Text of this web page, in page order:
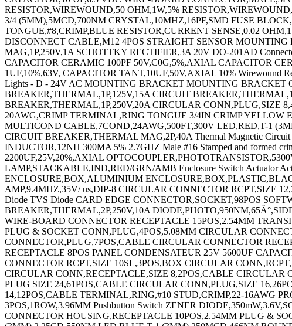
ton Switch ZENER DIODE,350mW,3.6V,SOT-23 LED,5MM,RED / GREEN,RADIAL PLUG & SOCKET HOUSING,RECEPTACLE,NYLON Multipole Connector CONNECTOR HOUSING,RECEPTACLE 10POS,2.54MM PLUG & SOCKET CONN,HEADER,16POS,4.2MM MICRO SWITCH,PIN PLUNGER,SPDT 11A 250V LED,WHITE,T-1 (3MM),2.25CD,550NM LED,BLUE,T-1 (3MM),250MCD,466NM ROUND KNOB,6.35MM CAPACITOR CERAMIC 12PF 50V,C0G,5%,080 STRAIN RELIEF COVER KIT,POLYPHENYLENE CAPACITOR CERAMIC 0.022UF 100V,X7R,10% CAPACITOR CERAMIC,0.1UF,50V,X7R,10%,1210 CAPACITOR TANT,220UF,10V,0.065 OHM,0.1,SMD ENCLOSURE,WALL MOUNT,ALUMINIUM ENCLOSURE,WALL MOUNT,ALUMINIUM STATIC PROTECTION PLUG & SOCKET CONN,HEADER,6POS,4.2MM FEMALE SCREW LOCK KIT,#4-40 POWER RELAY,DPDT,115VAC,3A,PLUG IN TERMINAL,RING TONGUE,#6,CRIMP,RED TERMINAL,RING TONGUE,#6,CRIMP,RED TERMINAL,RING TONGUE,#4,CRIMP LAMP,FLUORESCENT,BI-PIN,34W GROUNDING CORD GROUNDING CORD BOARD-BOARD CONN,HEADER,36WAY,1ROW HALL EFFECT MAGNETIC SENSOR CIRCULAR CONN,RCPT,SIZE 14,12POS,BOX Terminal TERMINAL,RING TONGUE,#8,CRIMP,RED TERMINAL,RING TONGUE,#10,CRIMP YELLOW CONTACT,SOCKET,SOLDER TERMINAL,MALE DISCONNECT,0.25IN,BLUE TERMINAL,FEMALE DISCONNECT,0.187IN RED TERMINAL,FEMALE DISCONNECT,0.11IN,RED TERMINAL,FEMALE DISCONNECT,0.187IN RED TERMINAL,RING TONGUE,5/16IN,CRIMP CAPACITOR CERAMIC 0.033UF 100V,X7R,10%,RAD CAPACITOR CERAMIC 220PF,1000V,X5F,10%,RAD TERMINAL,RING TONGUE,#4,CRIMP,RED TERMINAL,RING TONGUE,#8,CRIMP,RED TERMINAL,RING TONGUE,#10,CRIMP YELLOW TERMINAL,SPADE/FORK,#8,CRIMP,BLUE TERMINAL,CLOSED END SPLICE,RED TERMINAL,RING TONGUE,#6,CRIMP,BLUE TERMINAL,RING TONGUE,#10,CRIMP YELLOW TERMINAL,RING TONGUE,#6,CRIMP,RED TERMINAL,RING TONGUE 1/4IN CRIMP YELLOW TERMINAL,RING TONGUE,#2,CRIMP TERMINAL,SPADE/FORK,#4,CRIMP TERMINAL,RING TONGUE,#6,CRIMP,BLUE TERMINAL,RING TONGUE,#6,CRIMP,RED SWITCH,ROCKER,DPST,10A,250V,ORANGE CONTACT,SOCKET,30-26AWG,CRIMP CIRCULAR CONNECTOR,PLUG,7POS,CABLE RESISTOR,METAL FILM,3.32KOHM,600mW,1% RESISTOR,METAL FILM,51.1 OHM,600mW,1% RESISTOR,METAL FILM,75KOHM,600mW,1% RESISTOR,METAL FILM,7.5KOHM,600mW,1% Analog/Digital Converter IC Number of Bi IC,OP-AMP,2MHZ,15V/Âµs,SOIC-8 IC,AUDIO PWR AMP,CLASS AB 700mW MSOP-8 ENCLOSURE,WALL MOUNT POLYCARBONATE GRAY N CHANNEL MOSFET,400V,3A TO-205AF ENCLOSURES,ACCESSORIES TERMINAL,FEMALE DISCONNECT,0.187IN BLUE TACHOMETER CIRCULAR CONNECTOR PLUG SIZE 11,13POS,CABLE SWITCH,ROCKER,DPST,10A,250V,BLACK IR EMITTER,940NM,T-1 3/4,THROUGH HOLE TERMINAL BLOCK JUMPER,10WAY RESISTOR,METAL FILM,9.09KOHM,250mW,1% STRAIGHT KEY POWER RELAY,4PDT,24VDC,6A,PLUG IN KEYCAP